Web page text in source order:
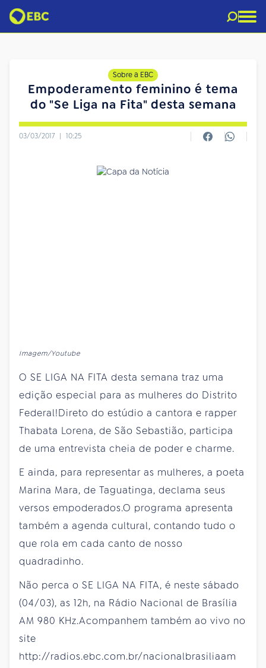
Sobre a EBC
Empoderamento feminino é tema
do "Se Liga na Fita" desta semana
03/03/2017 | 10:25
Imagem/Youtube
O SE LIGA NA FITA desta semana traz uma
edição especial para as mulheres do Distrito
Federal!Direto do estúdio a cantora e rapper
Thabata Lorena, de São Sebastião, participa
de uma entrevista cheia de poder e charme.
E ainda, para representar as mulheres, a poeta
Marina Mara, de Taguatinga, declama seus
versos empoderados.O programa apresenta
também a agenda cultural, contando tudo o
que rola em cada canto de nosso
quadradinho.
Não perca o SE LIGA NA FITA, é neste sábado
(04/03), as 12h, na Rádio Nacional de Brasília
AM 980 KHz.Acompanhem também ao vivo no
site
http://radios.ebc.com.br/nacionalbrasiliaam